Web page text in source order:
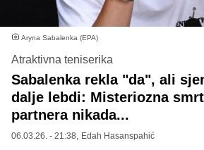
Aryna Sabalenka (EPA)
Atraktivna teniserika
Sabalenka rekla "da", ali
dalje lebdi: Misteriozna
partnera nikada...
06.03.26. - 21:38, Edah Hasanspahić